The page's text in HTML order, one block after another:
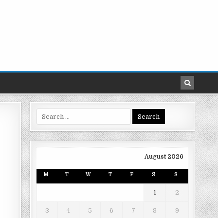
Search
for:
August 2026
M T W T F S S
1 2
3 4 5 6 7 8 9